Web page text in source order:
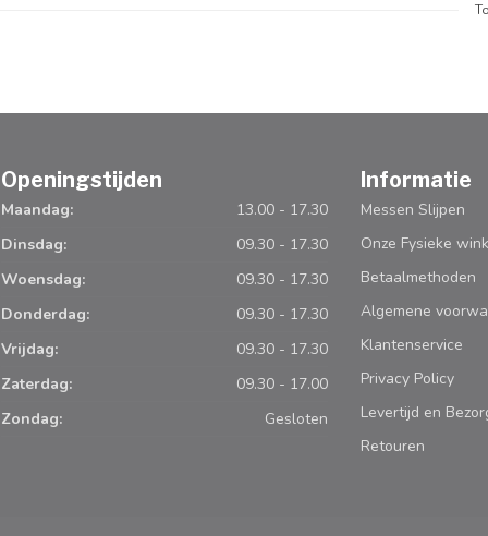
Openingstijden
Maandag:
13.00 - 17.30
Dinsdag:
09.30 - 17.30
Woensdag:
09.30 - 17.30
Donderdag:
09.30 - 17.30
Vrijdag:
09.30 - 17.30
Zaterdag:
09.30 - 17.00
Zondag:
Gesloten
Informatie
Messen Slijpen
Onze Fysieke
Betaalmethoden
Algemene
Klantenservice
Privacy Policy
Levertijd en
Retouren